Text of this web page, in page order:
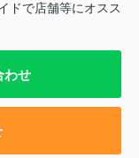
ドで店舗等にオスス
わせ